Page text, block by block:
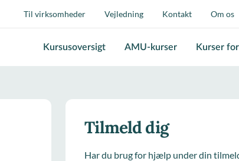
Til virksomheder Vejledning Kontakt Om os
Kursusoversigt AMU-kurser Kurser
Tilmeld dig
Har du brug for hjælp under din